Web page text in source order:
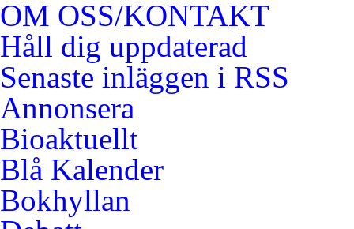
OM OSS/KONTAKT
Håll dig uppdaterad
Senaste inläggen i RSS
Annonsera
Bioaktuellt
Blå Kalender
Bokhyllan